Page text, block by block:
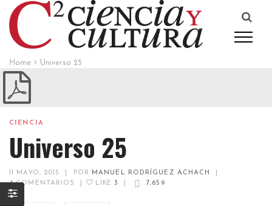
Home Universo 25
CIENCIA
Universo 25
11 MAYO, 2015 POR MANUEL RODRÍGUEZ ACHACH
4COMENTARIOS LIKE 3 7,659